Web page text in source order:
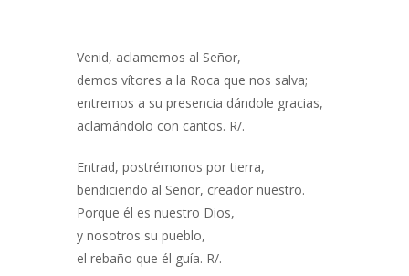
Venid, aclamemos al Señor,
demos vítores a la Roca que nos salva;
entremos a su presencia dándole gracias,
aclamándolo con cantos. R/.
Entrad, postrémonos por tierra,
bendiciendo al Señor, creador nuestro.
Porque él es nuestro Dios,
y nosotros su pueblo,
el rebaño que él guía. R/.